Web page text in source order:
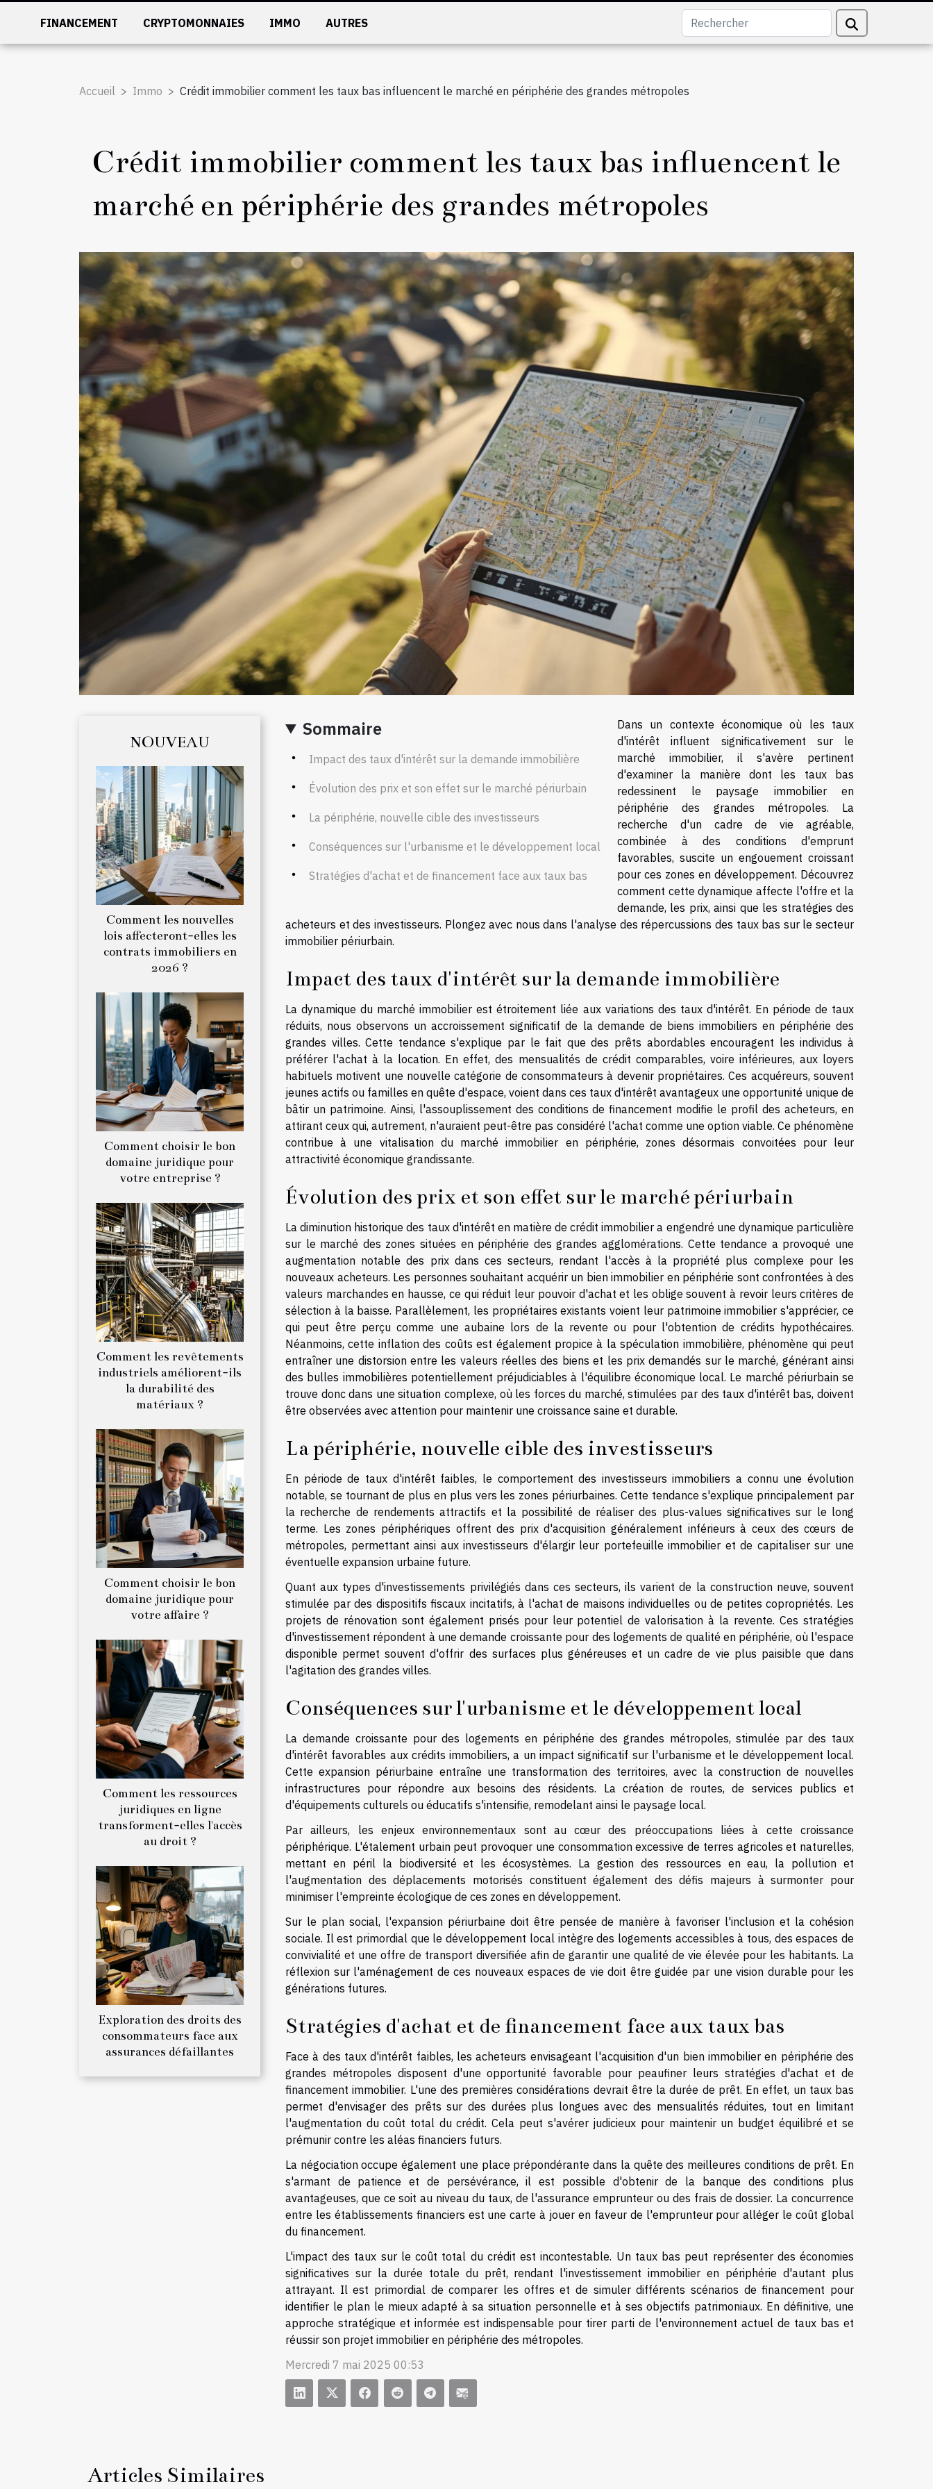
FINANCEMENT CRYPTOMONNAIES IMMO AUTRES
Accueil Immo Crédit immobilier comment les taux bas influencent le marché en périphérie des grandes métropoles
Crédit immobilier comment les taux bas influencent le
marché en périphérie des grandes métropoles
NOUVEAU
Comment les nouvelles
lois affecteront-elles les
contrats immobiliers en
2026 ?
Comment choisir le bon
domaine juridique pour
votre entreprise ?
Comment les revêtements
industriels améliorent-ils
la durabilité des
matériaux ?
Comment choisir le bon
domaine juridique pour
votre affaire ?
Comment les ressources
juridiques en ligne
transforment-elles l'accès
au droit ?
Exploration des droits des
consommateurs face aux
assurances défaillantes
Sommaire
Impact des taux d'intérêt sur la demande immobilière
Évolution des prix et son effet sur le marché périurbain
La périphérie, nouvelle cible des investisseurs
Conséquences sur l'urbanisme et le développement local
Stratégies d'achat et de financement face aux taux bas
Dans un contexte économique où les taux
d'intérêt influent significativement sur le
marché immobilier, il s'avère pertinent
d'examiner la manière dont les taux bas
redessinent le paysage immobilier en
périphérie des grandes métropoles. La
recherche d'un cadre de vie agréable,
combinée à des conditions d'emprunt
favorables, suscite un engouement croissant
pour ces zones en développement. Découvrez
comment cette dynamique affecte l'offre et la
demande, les prix, ainsi que les stratégies des
acheteurs et des investisseurs. Plongez avec nous dans l'analyse des répercussions des taux bas sur le secteur
immobilier périurbain.
Impact des taux d'intérêt sur la demande immobilière
La dynamique du marché immobilier est étroitement liée aux variations des taux d'intérêt. En période de taux
réduits, nous observons un accroissement significatif de la demande de biens immobiliers en périphérie des
grandes villes. Cette tendance s'explique par le fait que des prêts abordables encouragent les individus à
préférer l'achat à la location. En effet, des mensualités de crédit comparables, voire inférieures, aux loyers
habituels motivent une nouvelle catégorie de consommateurs à devenir propriétaires. Ces acquéreurs, souvent
jeunes actifs ou familles en quête d'espace, voient dans ces taux d'intérêt avantageux une opportunité unique de
bâtir un patrimoine. Ainsi, l'assouplissement des conditions de financement modifie le profil des acheteurs, en
attirant ceux qui, autrement, n'auraient peut-être pas considéré l'achat comme une option viable. Ce phénomène
contribue à une vitalisation du marché immobilier en périphérie, zones désormais convoitées pour leur
attractivité économique grandissante.
Évolution des prix et son effet sur le marché périurbain
La diminution historique des taux d'intérêt en matière de crédit immobilier a engendré une dynamique particulière
sur le marché des zones situées en périphérie des grandes agglomérations. Cette tendance a provoqué une
augmentation notable des prix dans ces secteurs, rendant l'accès à la propriété plus complexe pour les
nouveaux acheteurs. Les personnes souhaitant acquérir un bien immobilier en périphérie sont confrontées à des
valeurs marchandes en hausse, ce qui réduit leur pouvoir d'achat et les oblige souvent à revoir leurs critères de
sélection à la baisse. Parallèlement, les propriétaires existants voient leur patrimoine immobilier s'apprécier, ce
qui peut être perçu comme une aubaine lors de la revente ou pour l'obtention de crédits hypothécaires.
Néanmoins, cette inflation des coûts est également propice à la spéculation immobilière, phénomène qui peut
entraîner une distorsion entre les valeurs réelles des biens et les prix demandés sur le marché, générant ainsi
des bulles immobilières potentiellement préjudiciables à l'équilibre économique local. Le marché périurbain se
trouve donc dans une situation complexe, où les forces du marché, stimulées par des taux d'intérêt bas, doivent
être observées avec attention pour maintenir une croissance saine et durable.
La périphérie, nouvelle cible des investisseurs
En période de taux d'intérêt faibles, le comportement des investisseurs immobiliers a connu une évolution
notable, se tournant de plus en plus vers les zones périurbaines. Cette tendance s'explique principalement par
la recherche de rendements attractifs et la possibilité de réaliser des plus-values significatives sur le long
terme. Les zones périphériques offrent des prix d'acquisition généralement inférieurs à ceux des cœurs de
métropoles, permettant ainsi aux investisseurs d'élargir leur portefeuille immobilier et de capitaliser sur une
éventuelle expansion urbaine future.
Quant aux types d'investissements privilégiés dans ces secteurs, ils varient de la construction neuve, souvent
stimulée par des dispositifs fiscaux incitatifs, à l'achat de maisons individuelles ou de petites copropriétés. Les
projets de rénovation sont également prisés pour leur potentiel de valorisation à la revente. Ces stratégies
d'investissement répondent à une demande croissante pour des logements de qualité en périphérie, où l'espace
disponible permet souvent d'offrir des surfaces plus généreuses et un cadre de vie plus paisible que dans
l'agitation des grandes villes.
Conséquences sur l'urbanisme et le développement local
La demande croissante pour des logements en périphérie des grandes métropoles, stimulée par des taux
d'intérêt favorables aux crédits immobiliers, a un impact significatif sur l'urbanisme et le développement local.
Cette expansion périurbaine entraîne une transformation des territoires, avec la construction de nouvelles
infrastructures pour répondre aux besoins des résidents. La création de routes, de services publics et
d'équipements culturels ou éducatifs s'intensifie, remodelant ainsi le paysage local.
Par ailleurs, les enjeux environnementaux sont au cœur des préoccupations liées à cette croissance
périphérique. L'étalement urbain peut provoquer une consommation excessive de terres agricoles et naturelles,
mettant en péril la biodiversité et les écosystèmes. La gestion des ressources en eau, la pollution et
l'augmentation des déplacements motorisés constituent également des défis majeurs à surmonter pour
minimiser l'empreinte écologique de ces zones en développement.
Sur le plan social, l'expansion périurbaine doit être pensée de manière à favoriser l'inclusion et la cohésion
sociale. Il est primordial que le développement local intègre des logements accessibles à tous, des espaces de
convivialité et une offre de transport diversifiée afin de garantir une qualité de vie élevée pour les habitants. La
réflexion sur l'aménagement de ces nouveaux espaces de vie doit être guidée par une vision durable pour les
générations futures.
Stratégies d'achat et de financement face aux taux bas
Face à des taux d'intérêt faibles, les acheteurs envisageant l'acquisition d'un bien immobilier en périphérie des
grandes métropoles disposent d'une opportunité favorable pour peaufiner leurs stratégies d'achat et de
financement immobilier. L'une des premières considérations devrait être la durée de prêt. En effet, un taux bas
permet d'envisager des prêts sur des durées plus longues avec des mensualités réduites, tout en limitant
l'augmentation du coût total du crédit. Cela peut s'avérer judicieux pour maintenir un budget équilibré et se
prémunir contre les aléas financiers futurs.
La négociation occupe également une place prépondérante dans la quête des meilleures conditions de prêt. En
s'armant de patience et de persévérance, il est possible d'obtenir de la banque des conditions plus
avantageuses, que ce soit au niveau du taux, de l'assurance emprunteur ou des frais de dossier. La concurrence
entre les établissements financiers est une carte à jouer en faveur de l'emprunteur pour alléger le coût global
du financement.
L'impact des taux sur le coût total du crédit est incontestable. Un taux bas peut représenter des économies
significatives sur la durée totale du prêt, rendant l'investissement immobilier en périphérie d'autant plus
attrayant. Il est primordial de comparer les offres et de simuler différents scénarios de financement pour
identifier le plan le mieux adapté à sa situation personnelle et à ses objectifs patrimoniaux. En définitive, une
approche stratégique et informée est indispensable pour tirer parti de l'environnement actuel de taux bas et
réussir son projet immobilier en périphérie des métropoles.
Mercredi 7 mai 2025 00:53
Articles Similaires